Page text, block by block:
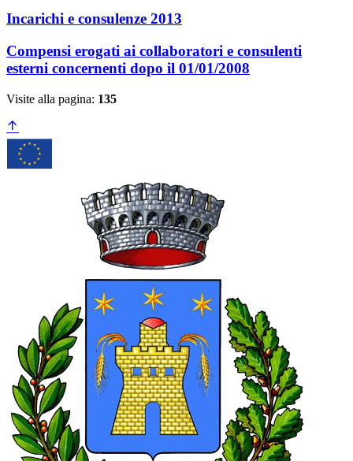
Incarichi e consulenze 2013
Compensi erogati ai collaboratori e consulenti
esterni concernenti dopo il 01/01/2008
Visite alla pagina: 135